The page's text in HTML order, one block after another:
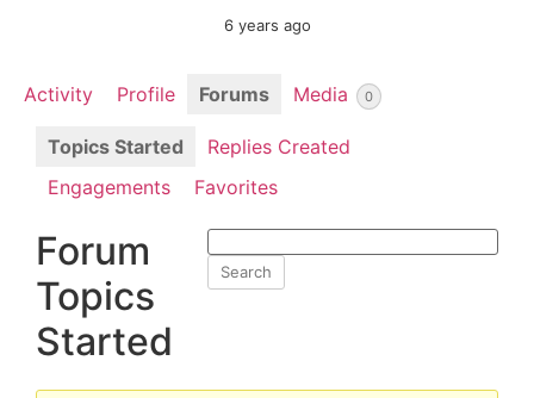
6 years ago
Activity Profile Forums Media 0
Topics Started
Replies Created
Engagements
Favorites
Forum
Topics
Started